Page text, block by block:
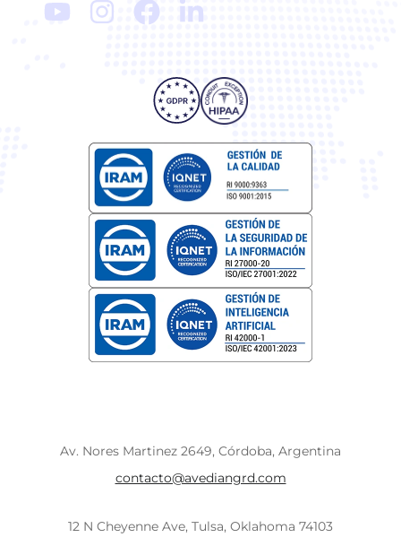
Av. Nores Martinez 2649, Córdoba, Argentina
contacto@avediangrd.com
12 N Cheyenne Ave, Tulsa, Oklahoma 74103